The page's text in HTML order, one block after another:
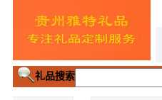
礼品搜索